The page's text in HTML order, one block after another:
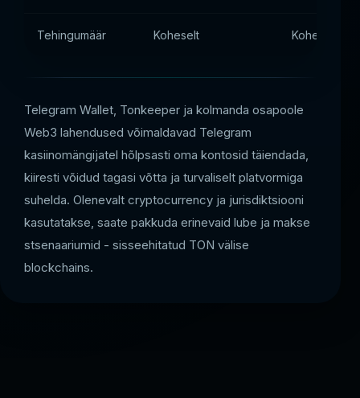
Tehingumäär Koheselt Koheselt
Telegram Wallet, Tonkeeper ja kolmanda osapoole
Web3 lahendused võimaldavad Telegram
kasiinomängijatel hõlpsasti oma kontosid täiendada,
kiiresti võidud tagasi võtta ja turvaliselt platvormiga
suhelda. Olenevalt cryptocurrency ja jurisdiktsiooni
kasutatakse, saate pakkuda erinevaid lube ja makse
stsenaariumid - sisseehitatud TON välise
blockchains.